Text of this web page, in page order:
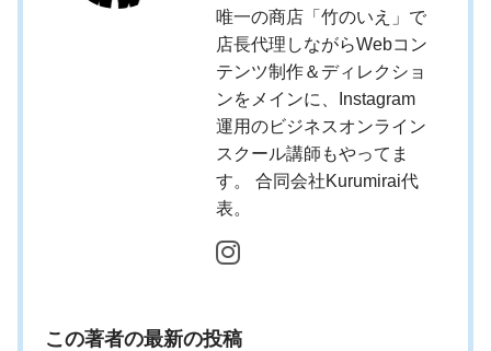
唯一の商店「竹のいえ」で
店長代理しながらWebコン
テンツ制作＆ディレクショ
ンをメインに、Instagram
運用のビジネスオンライン
スクール講師もやってま
す。 合同会社Kurumirai代
表。
この著者の最新の投稿